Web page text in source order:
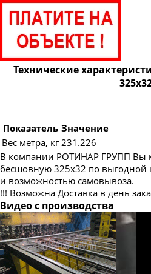
Труба бесшовная 83
Труба бесшовная 95
Труба бесшовная 102
Труба бесшовная 121
Труба бесшовная 127
Труба бесшовная 133
Труба бесшовная 140
Труба бесшовная 146
Труба бесшовная 152
Труба бесшовная 159
Труба бесшовная 168
Технические
Показатель Значение
Вес метра, кг 231.226
В компании РОТИНАР ГРУПП Вы
бесшовную 325х32 по выгодной
и возможностью самовывоза.
!!! Возможна Доставка в день
Видео с производства